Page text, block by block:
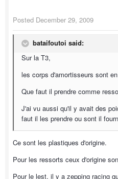
Posted December 29, 2009
bataifoutoi said:
Sur la T3,
les corps d'amortisseurs sont
Que faut il prendre comme
J'ai vu aussi qu'il y avait des
faut il les prendre ou sont il
Ce sont les plastiques d'origine.
Pour les ressorts ceux d'origine
Pour le lest, il y a zepping racing